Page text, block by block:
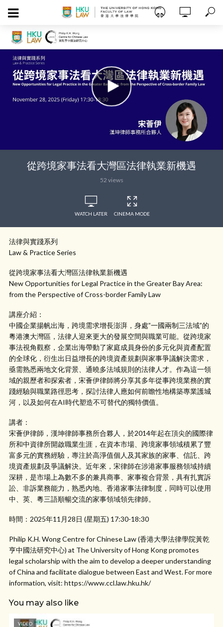
從跨境家事法看大灣區法律執業新機遇
52 views
WATCH LATER CINEMA MODE
法律與實踐系列
Law & Practice Series
從跨境家事法看大灣區法律執業新機遇
New Opportunities for Legal Practice in the Greater Bay Area:
from the Perspective of Cross-border Family Law
講座介紹：
中國企業揚帆出海，跨境需求增長澎湃，身處”一國兩制三法域”的
粵港澳大灣區，法律人迎來更大的發展空間與職業可能。從跨境家
事法視角觀察，企業出海帶動了家庭成員身份的多元化與資產配置
的全球化，衍生出日益增長的跨境資產規劃與家事爭議解決需求，
亟需熟悉兩地文化背景、通曉多法域規則的法律人才。作為這一領
域的親歷者和探索者，宋薈伊律師將分享其多年從事跨境業務的實
踐經驗與職業路徑思考，探討法律人應如何前瞻性地構築專業護城
河，以及如何在AI時代塑造不可替代的獨特價值。
講者：
宋薈伊律師，漢坤律師事務所合夥人，於2014年起在頂尖的國際律
所和中資律所開啟職業生涯，在資本市場、跨境家事領域積累了豐
富多元的實務經驗，專注於高淨值個人及其家族的家事、信託、跨
境資產規劃及爭議解決。近年來，宋律師在涉港家事服務領域持續
深耕，是市場上為數不多的兼具商事、家事複合背景，具有扎實訴
訟、非訴業務能力，熟悉內地、香港家事法律制度，同時可以使用
中、英、粵三語順暢交流的家事領域領先律師。
時間：2025年11月28日 (星期五) 17:30-18:30
Philip K.H. Wong Centre for Chinese Law (香港大學法律學院黃乾
亨中國法研究中心) at The University of Hong Kong promotes
legal scholarship with the aim to develop a deeper understanding
of China and facilitate dialogue between East and West. For more
information, visit: https://www.ccl.law.hku.hk/
You may also like
VIDEO